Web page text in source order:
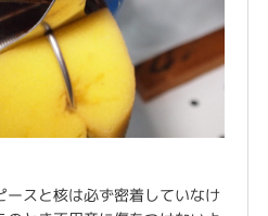
スと核は必ず密着していなけ